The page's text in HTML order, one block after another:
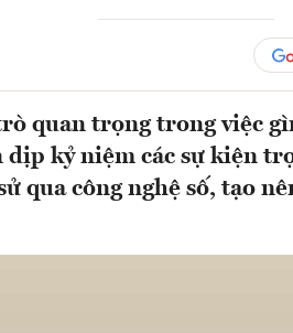
quan trọng trong việc
dịp kỷ niệm các sự kiện
qua công nghệ số, tạo